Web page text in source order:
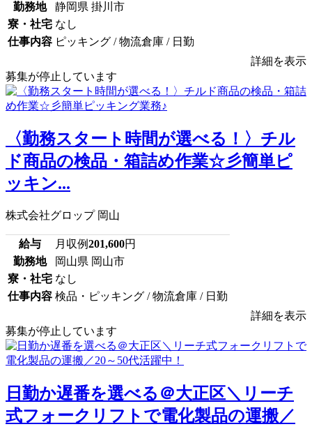
勤務地
静岡県 掛川市
寮・社宅 なし
仕事内容 ピッキング / 物流倉庫 / 日勤
詳細を表示
募集が停止しています
〈勤務スタート時間が選べる！〉チル
ド商品の検品・箱詰め作業☆彡簡単ピ
ッキン...
株式会社グロップ 岡山
給与 月収例201,600円
勤務地
岡山県 岡山市
寮・社宅 なし
仕事内容 検品・ピッキング / 物流倉庫 / 日勤
詳細を表示
募集が停止しています
日勤か遅番を選べる＠大正区＼リーチ
式フォークリフトで電化製品の運搬／